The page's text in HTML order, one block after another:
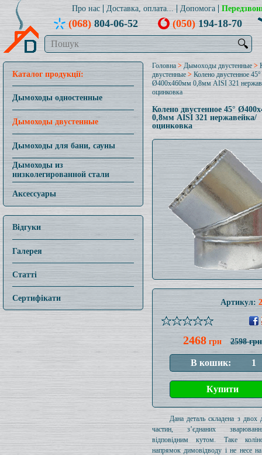
Про нас Доставка, оплата... Допомога
(068)804-06-52 (050)194-18-70
🔍
Каталог продукції:
Дымоходы одностенные
Дымоходы двустенные
Дымоходы для бани, сауны
Дымоходы из
низколегированной стали
Аксессуары
Відгуки
Галерея
Статті
Сертифікати
Головна > Дымоходы двустенные >
двустенные>Колено двустенное 45°
Ø400x460мм 0,8мм AISI 321
оцинковка
Колено двустенное 45°
0,8мм AISI 321 нержавейка/
оцинковка
Артикул:
2468грн 2598 грн
Дана деталь складена з двох
частин, з’єднаних
відповідним кутом. Таке
напрямок димовідводу і не несе